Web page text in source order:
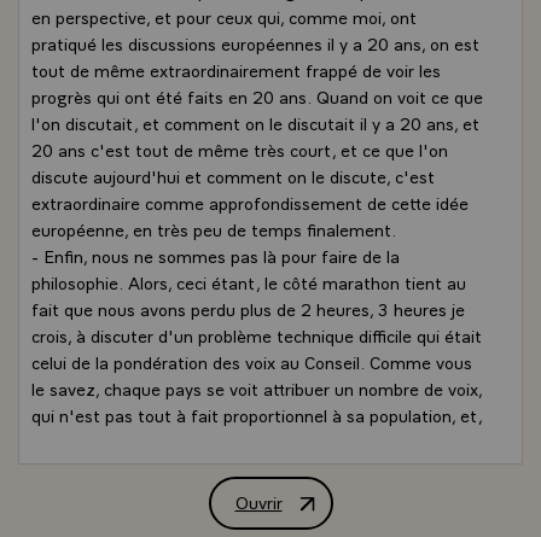
en perspective, et pour ceux qui, comme moi, ont
pratiqué les discussions européennes il y a 20 ans, on est
tout de même extraordinairement frappé de voir les
progrès qui ont été faits en 20 ans. Quand on voit ce que
l'on discutait, et comment on le discutait il y a 20 ans, et
20 ans c'est tout de même très court, et ce que l'on
discute aujourd'hui et comment on le discute, c'est
extraordinaire comme approfondissement de cette idée
européenne, en très peu de temps finalement.
- Enfin, nous ne sommes pas là pour faire de la
philosophie. Alors, ceci étant, le côté marathon tient au
fait que nous avons perdu plus de 2 heures, 3 heures je
crois, à discuter d'un problème technique difficile qui était
celui de la pondération des voix au Conseil. Comme vous
le savez, chaque pays se voit attribuer un nombre de voix,
qui n'est pas tout à fait proportionnel à sa population, et,
les grands pays à abandonner leur deuxième
commissaire, au moment de l'élargissement, il se posait
Ouvrir
Conférence de presse conjointe de